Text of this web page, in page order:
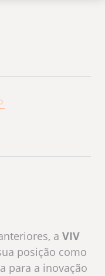
a VIV
posição como
para a inovação